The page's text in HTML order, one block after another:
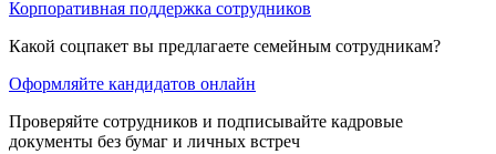
Корпоративная поддержка сотрудников
Какой соцпакет вы предлагаете семейным сотрудникам?
Оформляйте кандидатов онлайн
Проверяйте сотрудников и подписывайте кадровые
документы без бумаг и личных встреч